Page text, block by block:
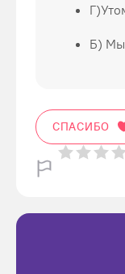
Б)
СПАСИБО